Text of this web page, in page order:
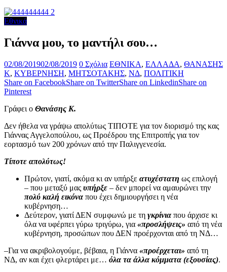
Εθνικά
Γιάννα μου, το μαντήλι σου…
02/08/201902/08/2019 0 Σχόλια ΕΘΝΙΚΑ, ΕΛΛΑΔΑ, ΘΑΝΑΣΗΣ
Κ, ΚΥΒΕΡΝΗΣΗ, ΜΗΤΣΟΤΑΚΗΣ, ΝΔ, ΠΟΛΙΤΙΚΗ
Share on FacebookShare on TwitterShare on LinkedinShare on
Pinterest
Γράφει ο Θανάσης Κ.
Δεν ήθελα να γράψω απολύτως ΤΙΠΟΤΕ για τον διορισμό της κας
Γιάννας Αγγελοπούλου, ως Προέδρου της Επιτροπής για τον
εορτασμό των 200 χρόνων από την Παλιγγενεσία.
Τίποτε απολύτως!
Πρώτον, γιατί, ακόμα κι αν υπήρξε ατυχέστατη ως επιλογή
– που μεταξύ μας υπήρξε – δεν μπορεί να αμαυρώνει την
πολύ καλή εικόνα που έχει δημιουργήσει η νέα
κυβέρνηση…
Δεύτερον, γιατί ΔΕΝ συμφωνώ με τη γκρίνια που άρχισε κι
όλα να υφέρπει γύρω τριγύρω, για «προσλήψεις» από τη νέα
κυβέρνηση, προσώπων που ΔΕΝ προέρχονται από τη ΝΔ…
–Για να ακριβολογούμε, βέβαια, η Γιάννα «προέρχεται» από τη
ΝΔ, αν και έχει φλερτάρει με… όλα τα άλλα κόμματα (εξουσίας).